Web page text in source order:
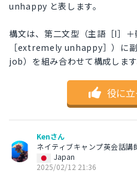
unhappy と表します。
構文は、第二文型（主語［I］
［extremely unhappy］）に
job）を組み合わせて構成します
役に
Kenさん
ネイティブキャンプ英会話講
Japan
2025/02/12 21:36